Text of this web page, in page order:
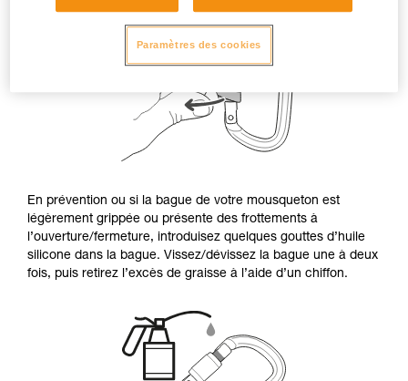
En prévention ou si la bague de votre mousqueton est
légèrement grippée ou présente des frottements à
l’ouverture/fermeture, introduisez quelques gouttes d’huile
silicone dans la bague. Vissez/dévissez la bague une à deux
fois, puis retirez l’excès de graisse à l’aide d’un chiffon.
Paramètres des cookies